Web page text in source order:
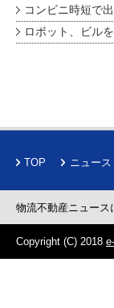
コンビニ時短で
ロボット、ビルを
TOP ニュース
物流不動産ニュース
Copyright (C) 2018